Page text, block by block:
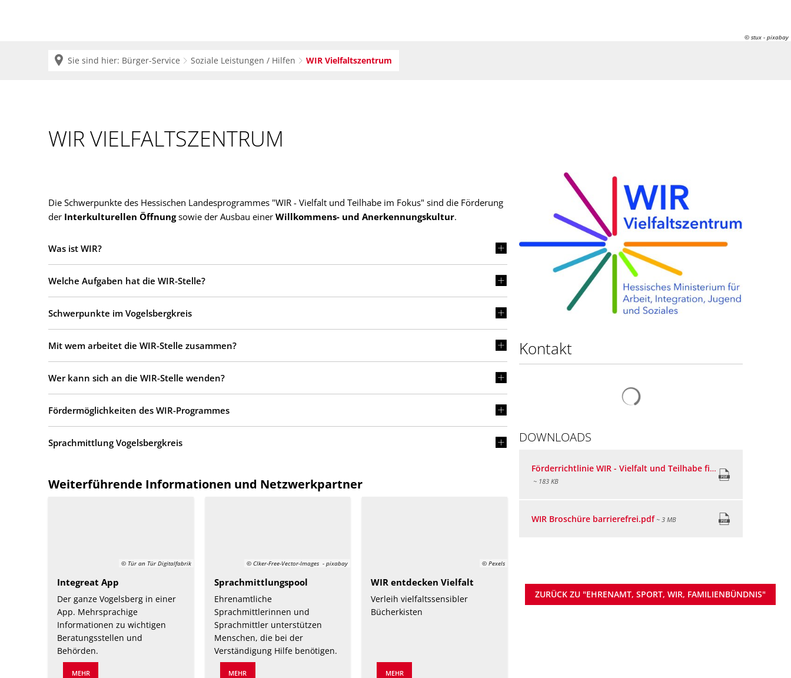
© stux - pixabay
Sie sind hier: Bürger-Service Soziale Leistungen / Hilfen WIR Vielfaltszentrum
Vielfaltszentrum
WIR VIELFALTSZENTRUM
Die Schwerpunkte des Hessischen Landesprogrammes "WIR - Vielfalt und Teilhabe im Fokus" sind die Förderung
der Interkulturellen Öffnungsowie der Ausbau einer Willkommens- und Anerkennungskultur.
Was ist WIR?
Welche Aufgaben hat die WIR-Stelle?
Schwerpunkte im Vogelsbergkreis
Mit wem arbeitet die WIR-Stelle zusammen?
Wer kann sich an die WIR-Stelle wenden?
Fördermöglichkeiten des WIR-Programmes
Sprachmittlung Vogelsbergkreis
Weiterführende Informationen und Netzwerkpartner
© Tür an Tür Digitalfabrik
Integreat App
Der ganze Vogelsberg in einer
App. Mehrsprachige
Informationen zu wichtigen
Beratungsstellen und
Behörden.
MEHR
© Clker-Free-Vector-Images - pixabay
Sprachmittlungspool
Ehrenamtliche
Sprachmittlerinnen und
Sprachmittler unterstützen
Menschen, die bei der
Verständigung Hilfe benötigen.
MEHR
© Pexels
WIR entdecken Vielfalt
Verleih vielfaltssensibler
Bücherkisten
MEHR
Kontakt
DOWNLOADS
Förderrichtlinie WIR - Vielfalt und Teilhabe final StAnz_3.pdf
~ 183 KB
WIR Broschüre barrierefrei.pdf ~ 3 MB
ZURÜCK ZU "EHRENAMT, SPORT, WIR, FAMILIENBÜNDNIS"